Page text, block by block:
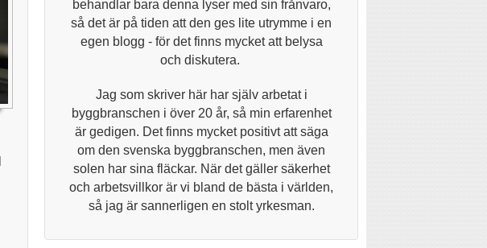
behandlar bara denna lyser med sin frånvaro,
så det är på tiden att den ges lite utrymme i en
egen blogg - för det finns mycket att belysa
och diskutera.
Jag som skriver här har själv arbetat i
byggbranschen i över 20 år, så min erfarenhet
är gedigen. Det finns mycket positivt att säga
om den svenska byggbranschen, men även
solen har sina fläckar. När det gäller säkerhet
och arbetsvillkor är vi bland de bästa i världen,
så jag är sannerligen en stolt yrkesman.